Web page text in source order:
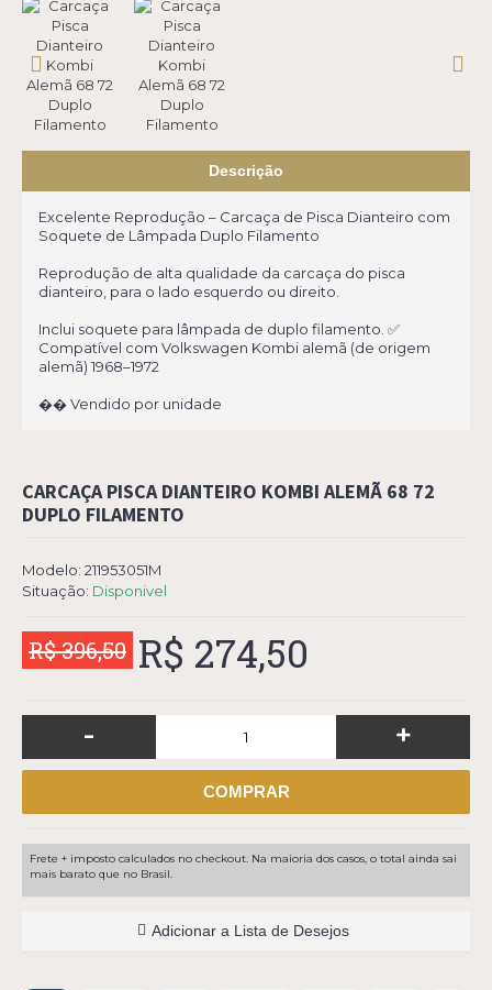
Descrição
Excelente Reprodução – Carcaça de Pisca Dianteiro com
Soquete de Lâmpada Duplo Filamento
Reprodução de alta qualidade da carcaça do pisca
dianteiro, para o lado esquerdo ou direito.
Inclui soquete para lâmpada de duplo filamento. ✅
Compatível com Volkswagen Kombi alemã (de origem
alemã) 1968–1972
�� Vendido por unidade
CARCAÇA PISCA DIANTEIRO KOMBI ALEMÃ 68 72
DUPLO FILAMENTO
Modelo: 211953051M
Situação: Disponivel
R$ 396,50 R$ 274,50
- +
COMPRAR
Frete + imposto calculados no checkout. Na maioria dos casos, o total ainda sai
mais barato que no Brasil.
Adicionar a Lista de Desejos